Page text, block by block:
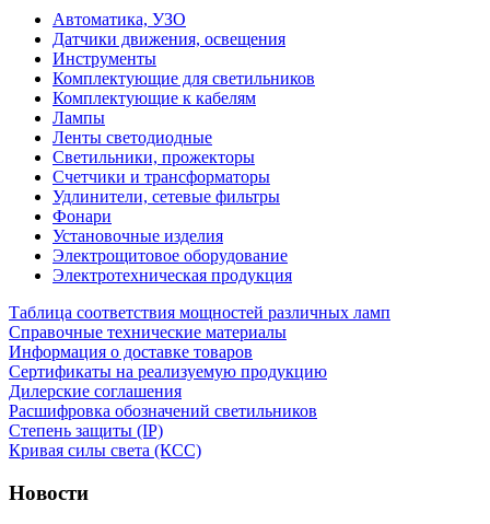
Автоматика, УЗО
Датчики движения, освещения
Инструменты
Комплектующие для светильников
Комплектующие к кабелям
Лампы
Ленты светодиодные
Светильники, прожекторы
Счетчики и трансформаторы
Удлинители, сетевые фильтры
Фонари
Установочные изделия
Электрощитовое оборудование
Электротехническая продукция
Таблица соответствия мощностей различных ламп
Справочные технические материалы
Информация о доставке товаров
Сертификаты на реализуемую продукцию
Дилерские соглашения
Расшифровка обозначений светильников
Степень защиты (IP)
Кривая силы света (КСС)
Новости